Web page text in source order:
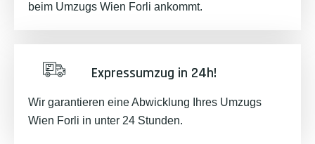
beim Umzugs Wien Forli ankommt.
Expressumzug in 24h!
Wir garantieren eine Abwicklung Ihres Umzugs
Wien Forli in unter 24 Stunden.